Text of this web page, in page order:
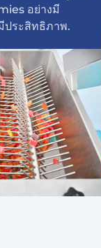
อย่างมี
ประสิทธิภาพ.